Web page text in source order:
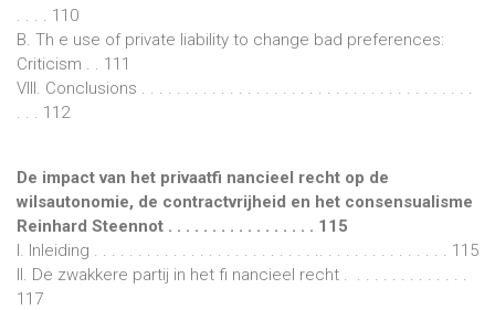
. . . . 110
B. Th e use of private liability to change bad preferences:
Criticism . . 111
VIII. Conclusions . . . . . . . . . . . . . . . . . . . . . . . . . . . . . . . . . . . . . .
. . . 112
De impact van het privaatfi nancieel recht op de
wilsautonomie, de contractvrijheid en het consensualisme
Reinhard Steennot . . . . . . . . . . . . . . . . . 115
I. Inleiding . . . . . . . . . . . . . . . . . . . . . . . . . .. . . . . . . . . . . . . . . 115
II. De zwakkere partij in het fi nancieel recht . . . . . . . . . . . . . .
117